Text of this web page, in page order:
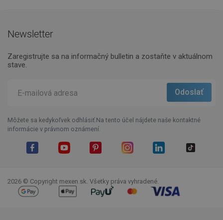
Newsletter
Zaregistrujte sa na informačný bulletin a zostaňte v aktuálnom
stave.
Môžete sa kedykoľvek odhlásiť.Na tento účel nájdete naše kontaktné
informácie v právnom oznámení.
2026 © Copyright mexen.sk. Všetky práva vyhradené.